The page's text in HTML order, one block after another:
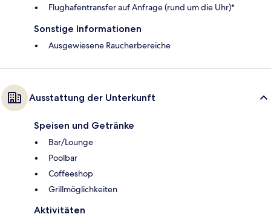
Flughafentransfer auf Anfrage (rund um die Uhr)*
Sonstige Informationen
Ausgewiesene Raucherbereiche
Ausstattung der Unterkunft
Speisen und Getränke
Bar/Lounge
Poolbar
Coffeeshop
Grillmöglichkeiten
Aktivitäten